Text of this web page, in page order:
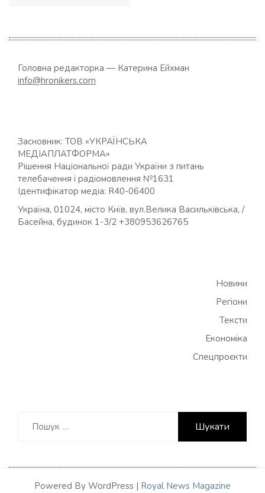
Головна редакторка — Катерина Ейхман
info@hronikers.com
Засновник: ТОВ «УКРАЇНСЬКА
МЕДІАПЛАТФОРМА»
Рішення Національної ради України з питань
телебачення і радіомовлення №1631
Ідентифікатор медіа: R40-06400
Україна, 01024, місто Київ, вул.Велика Васильківська, /
Басейна, будинок 1-3/2 +380953626765
Новини
Регіони
Тексти
Економіка
Спецпроєкти
Powered By WordPress | Royal News Magazine